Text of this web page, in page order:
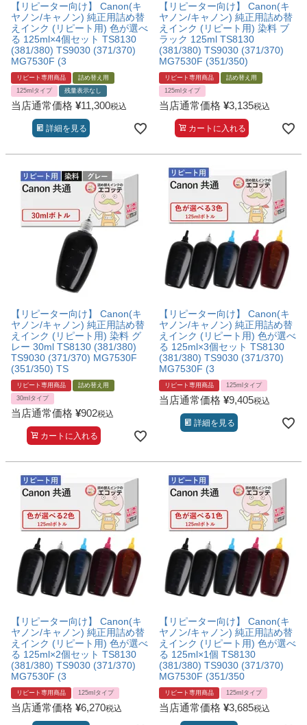
お店の紹介
ご利用ガイド
よくある質問
お問い合わせ
会員専用商品
【リピーター向け】 Canon(キ
ヤノン/キャノン) 純正用詰め替
えインク (リピート用) 色が選べ
る 125ml×4個セット TS8130
(381/380) TS9030 (371/370)
MG7530F (3
リピート専用商品
詰め替え用
125mlタイプ
残量表示なし
当店通常価格 ¥11,300税込
詳細を見る
【リピーター向け】 Canon(キ
ヤノン/キャノン) 純正用詰め替
えインク (リピート用) 染料 ブ
ラック 125ml TS8130
(381/380) TS9030 (371/370)
MG7530F (351/350)
リピート専用商品
詰め替え用
125mlタイプ
当店通常価格 ¥3,135税込
カートに入れる
【リピーター向け】 Canon(キ
ヤノン/キャノン) 純正用詰め替
えインク (リピート用) 染料 グ
レー 30ml TS8130 (381/380)
TS9030 (371/370) MG7530F
(351/350) TS
リピート専用商品
詰め替え用
30mlタイプ
当店通常価格 ¥902税込
カートに入れる
【リピーター向け】 Canon(キ
ヤノン/キャノン) 純正用詰め替
えインク (リピート用) 色が選べ
る 125ml×3個セット TS8130
(381/380) TS9030 (371/370)
MG7530F (3
リピート専用商品 125mlタイプ
当店通常価格 ¥9,405税込
詳細を見る
【リピーター向け】 Canon(キ
ヤノン/キャノン) 純正用詰め替
えインク (リピート用) 色が選べ
る 125ml×2個セット TS8130
(381/380) TS9030 (371/370)
MG7530F (3
リピート専用商品 125mlタイプ
当店通常価格 ¥6,270税込
【リピーター向け】 Canon(キ
ヤノン/キャノン) 純正用詰め替
えインク (リピート用) 色が選べ
る 125ml×1個 TS8130
(381/380) TS9030 (371/370)
MG7530F (351/350
リピート専用商品 125mlタイプ
当店通常価格 ¥3,685税込